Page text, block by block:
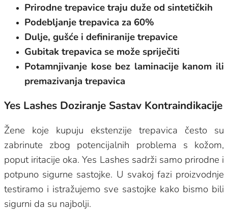
Prirodne trepavice traju duže od sintetičkih
Podebljanje trepavica za 60%
Dulje, gušće i definiranije trepavice
Gubitak trepavica se može spriječiti
Potamnjivanje kose bez laminacije kanom ili
premazivanja trepavica
Yes Lashes Doziranje Sastav Kontraindikacije
Žene koje kupuju ekstenzije trepavica često su
zabrinute zbog potencijalnih problema s kožom,
poput iritacije oka. Yes Lashes sadrži samo prirodne i
potpuno sigurne sastojke. U svakoj fazi proizvodnje
testiramo i istražujemo sve sastojke kako bismo bili
sigurni da su najbolji.